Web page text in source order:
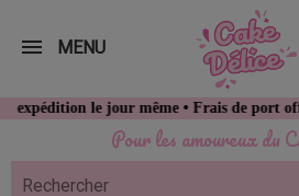
Pour les amoureux du
le jour même • Frais de port offerts dès
MENU